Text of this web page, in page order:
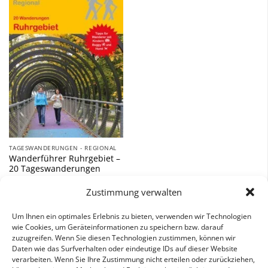
Zustimmung verwalten
Um Ihnen ein optimales Erlebnis zu bieten, verwenden wir Technologien
wie Cookies, um Geräteinformationen zu speichern bzw. darauf
zuzugreifen. Wenn Sie diesen Technologien zustimmen, können wir
Daten wie das Surfverhalten oder eindeutige IDs auf dieser Website
verarbeiten. Wenn Sie Ihre Zustimmung nicht erteilen oder zurückziehen,
Zu
Wunschliste
hinzufügen
TAGESWANDERUNGEN - REGIONAL
Wanderführer Ruhrgebiet –
20 Tageswanderungen